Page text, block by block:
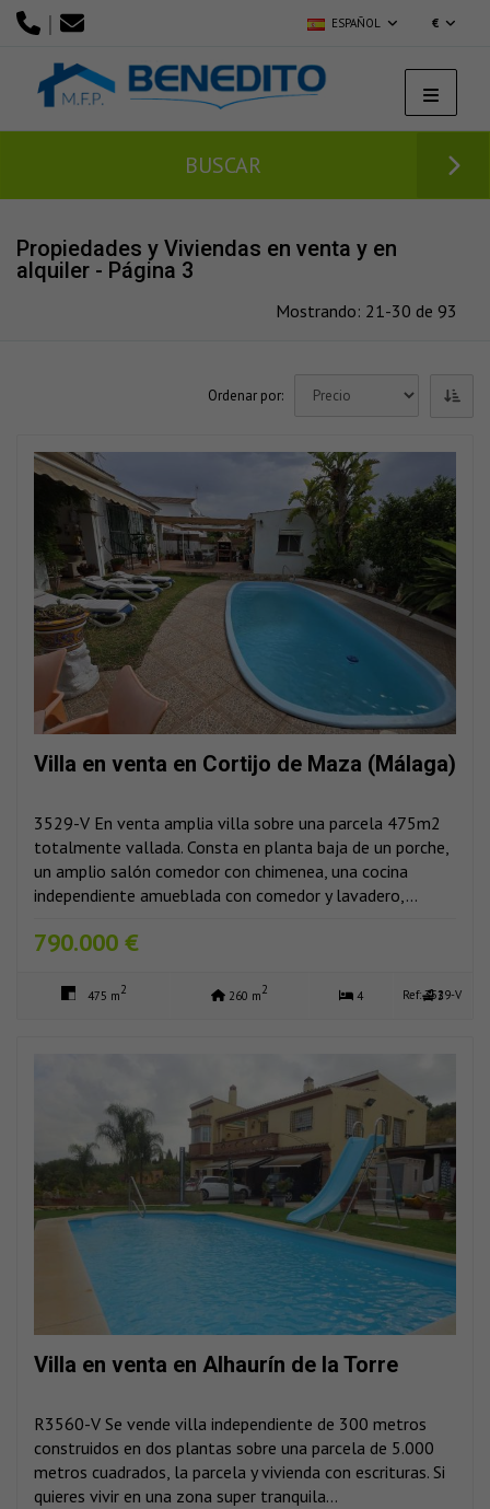
| ESPAÑOL €
BUSCAR
Propiedades y Viviendas en venta y en
alquiler - Página 3
Mostrando: 21-30 de 93
Ordenar por:
Villa en venta en Cortijo de Maza (Málaga)
3529-V En venta amplia villa sobre una parcela 475m2
totalmente vallada. Consta en planta baja de un porche,
un amplio salón comedor con chimenea, una cocina
independiente amueblada con comedor y lavadero,...
790.000 €
475 m2 260 m2 4 3
Ref: 3529-V
Villa en venta en Alhaurín de la Torre
R3560-V Se vende villa independiente de 300 metros
construidos en dos plantas sobre una parcela de 5.000
metros cuadrados, la parcela y vivienda con escrituras. Si
quieres vivir en una zona super tranquila...